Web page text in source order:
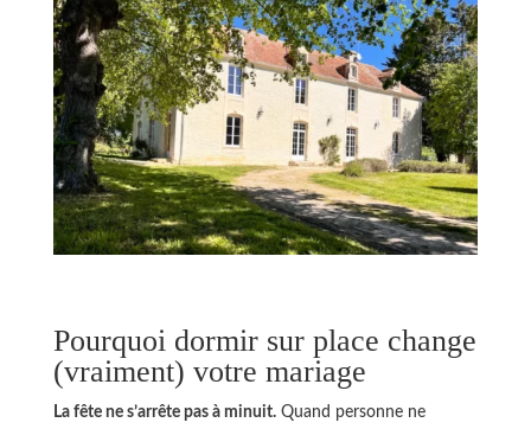
Pourquoi dormir sur place change
(vraiment) votre mariage
La fête ne s’arrête pas à minuit.Quand personne ne